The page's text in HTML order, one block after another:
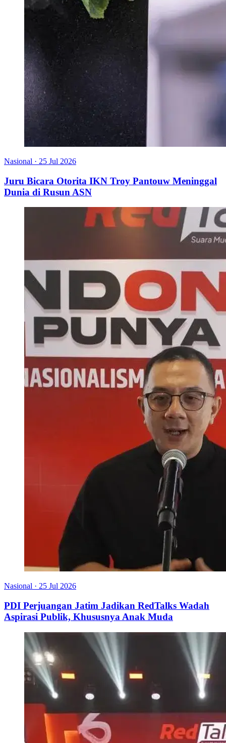
Nasional · 25 Jul 2026
Juru Bicara Otorita IKN Troy Pantouw Meninggal
Dunia di Rusun ASN
Nasional · 25 Jul 2026
PDI Perjuangan Jatim Jadikan RedTalks Wadah
Aspirasi Publik, Khususnya Anak Muda